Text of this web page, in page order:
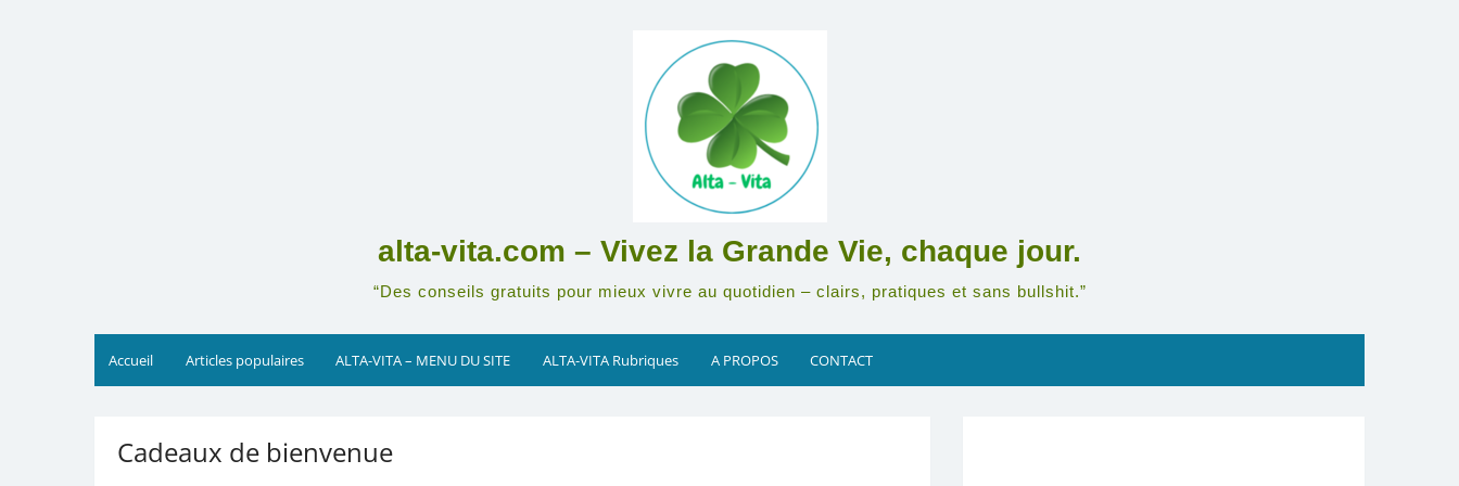
alta-vita.com – Vivez la Grande Vie, chaque jour.
“Des conseils gratuits pour mieux vivre au quotidien – clairs, pratiques et sans bullshit.”
Accueil Articles populaires ALTA-VITA – MENU DU SITE ALTA-VITA Rubriques A PROPOS CONTACT
Cadeaux de bienvenue